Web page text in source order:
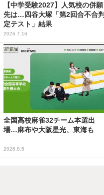
【中学受験2027】人気校の併願
先は…四谷大塚「第2回合不合判
定テスト」結果
2026.7.16
全国高校麻雀32チーム本選出
場…麻布や大阪星光、東海も
2026.8.5